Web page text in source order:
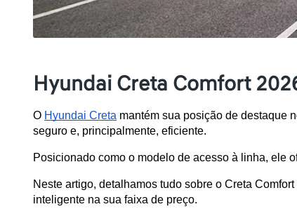
Hyundai Creta Comfort
O Hyundai Creta mantém sua posição de destaque
seguro e, principalmente, eficiente.
Posicionado como o modelo de acesso à linha, ele
Neste artigo, detalhamos tudo sobre o Creta
inteligente na sua faixa de preço.